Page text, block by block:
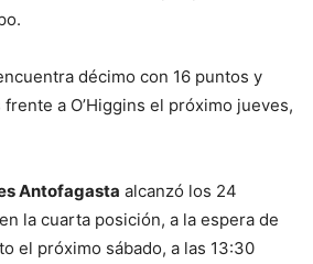
décimo con 16 puntos y
a O’Higgins el próximo jueves,
Antofagasta alcanzó los 24
la cuarta posición, a la espera de
el próximo sábado, a las 13:30